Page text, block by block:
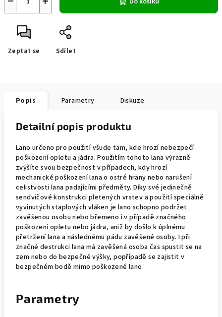
Zeptat se Sdílet
Popis Parametry Diskuze
Detailní popis produktu
Lano určeno pro použití všude tam, kde hrozí nebezpečí
poškození opletu a jádra. Použitím tohoto lana výrazně
zvýšíte svou bezpečnost v případech, kdy hrozí
mechanické poškození lana o ostré hrany nebo narušení
celistvosti lana padajícími předměty. Díky své jedinečně
sendvičové konstrukci pletených vrstev a použití speciálně
vyvinutých staplových vláken je lano schopno podržet
zavěšenou osobu nebo břemeno i v případě značného
poškození opletu nebo jádra, aniž by došlo k úplnému
přetržení lana a následnému pádu zavěšené osoby. I při
značné destrukci lana má zavěšená osoba čas spustit se na
zem nebo do bezpečné výšky, popřípadě se zajistit v
bezpečném bodě mimo poškozené lano.
Parametry